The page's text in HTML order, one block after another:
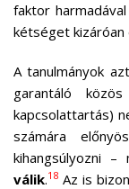
faktor harmadával
kétséget kizáróan
A tanulmányok
garantáló
kapcsolattartás)
számára
kihangsúlyozni –
válik.18 Az is